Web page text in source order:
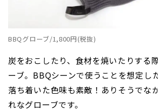
BBQグローブ/1,800円(税抜)
炭をおこしたり、食材を焼いたりする
ーブ。BBQシーンで使うことを想定し
落ち着いた色味も素敵！ありそうでな
れなグローブです。